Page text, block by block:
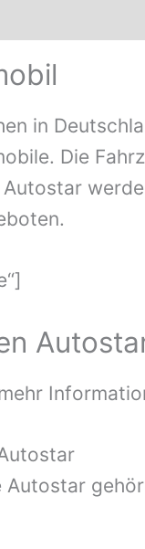
in
Die
Autostar